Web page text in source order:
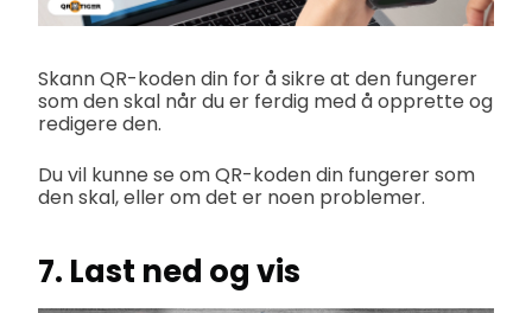
Skann QR-koden din for å sikre at den fungerer
som den skal når du er ferdig med å opprette og
redigere den.
Du vil kunne se om QR-koden din fungerer som
den skal, eller om det er noen problemer.
7. Last ned og vis